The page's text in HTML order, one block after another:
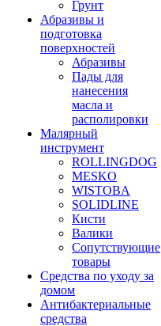
Грунт
Абразивы и
подготовка
поверхностей
Абразивы
Пады для
нанесения
масла и
располировки
Малярный
инструмент
ROLLINGDOG
MESKO
WISTOBA
SOLIDLINE
Кисти
Валики
Сопутствующие
товары
Средства по уходу за
домом
Антибактериальные
средства